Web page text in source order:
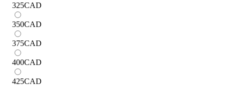
325CAD
350CAD
375CAD
400CAD
425CAD